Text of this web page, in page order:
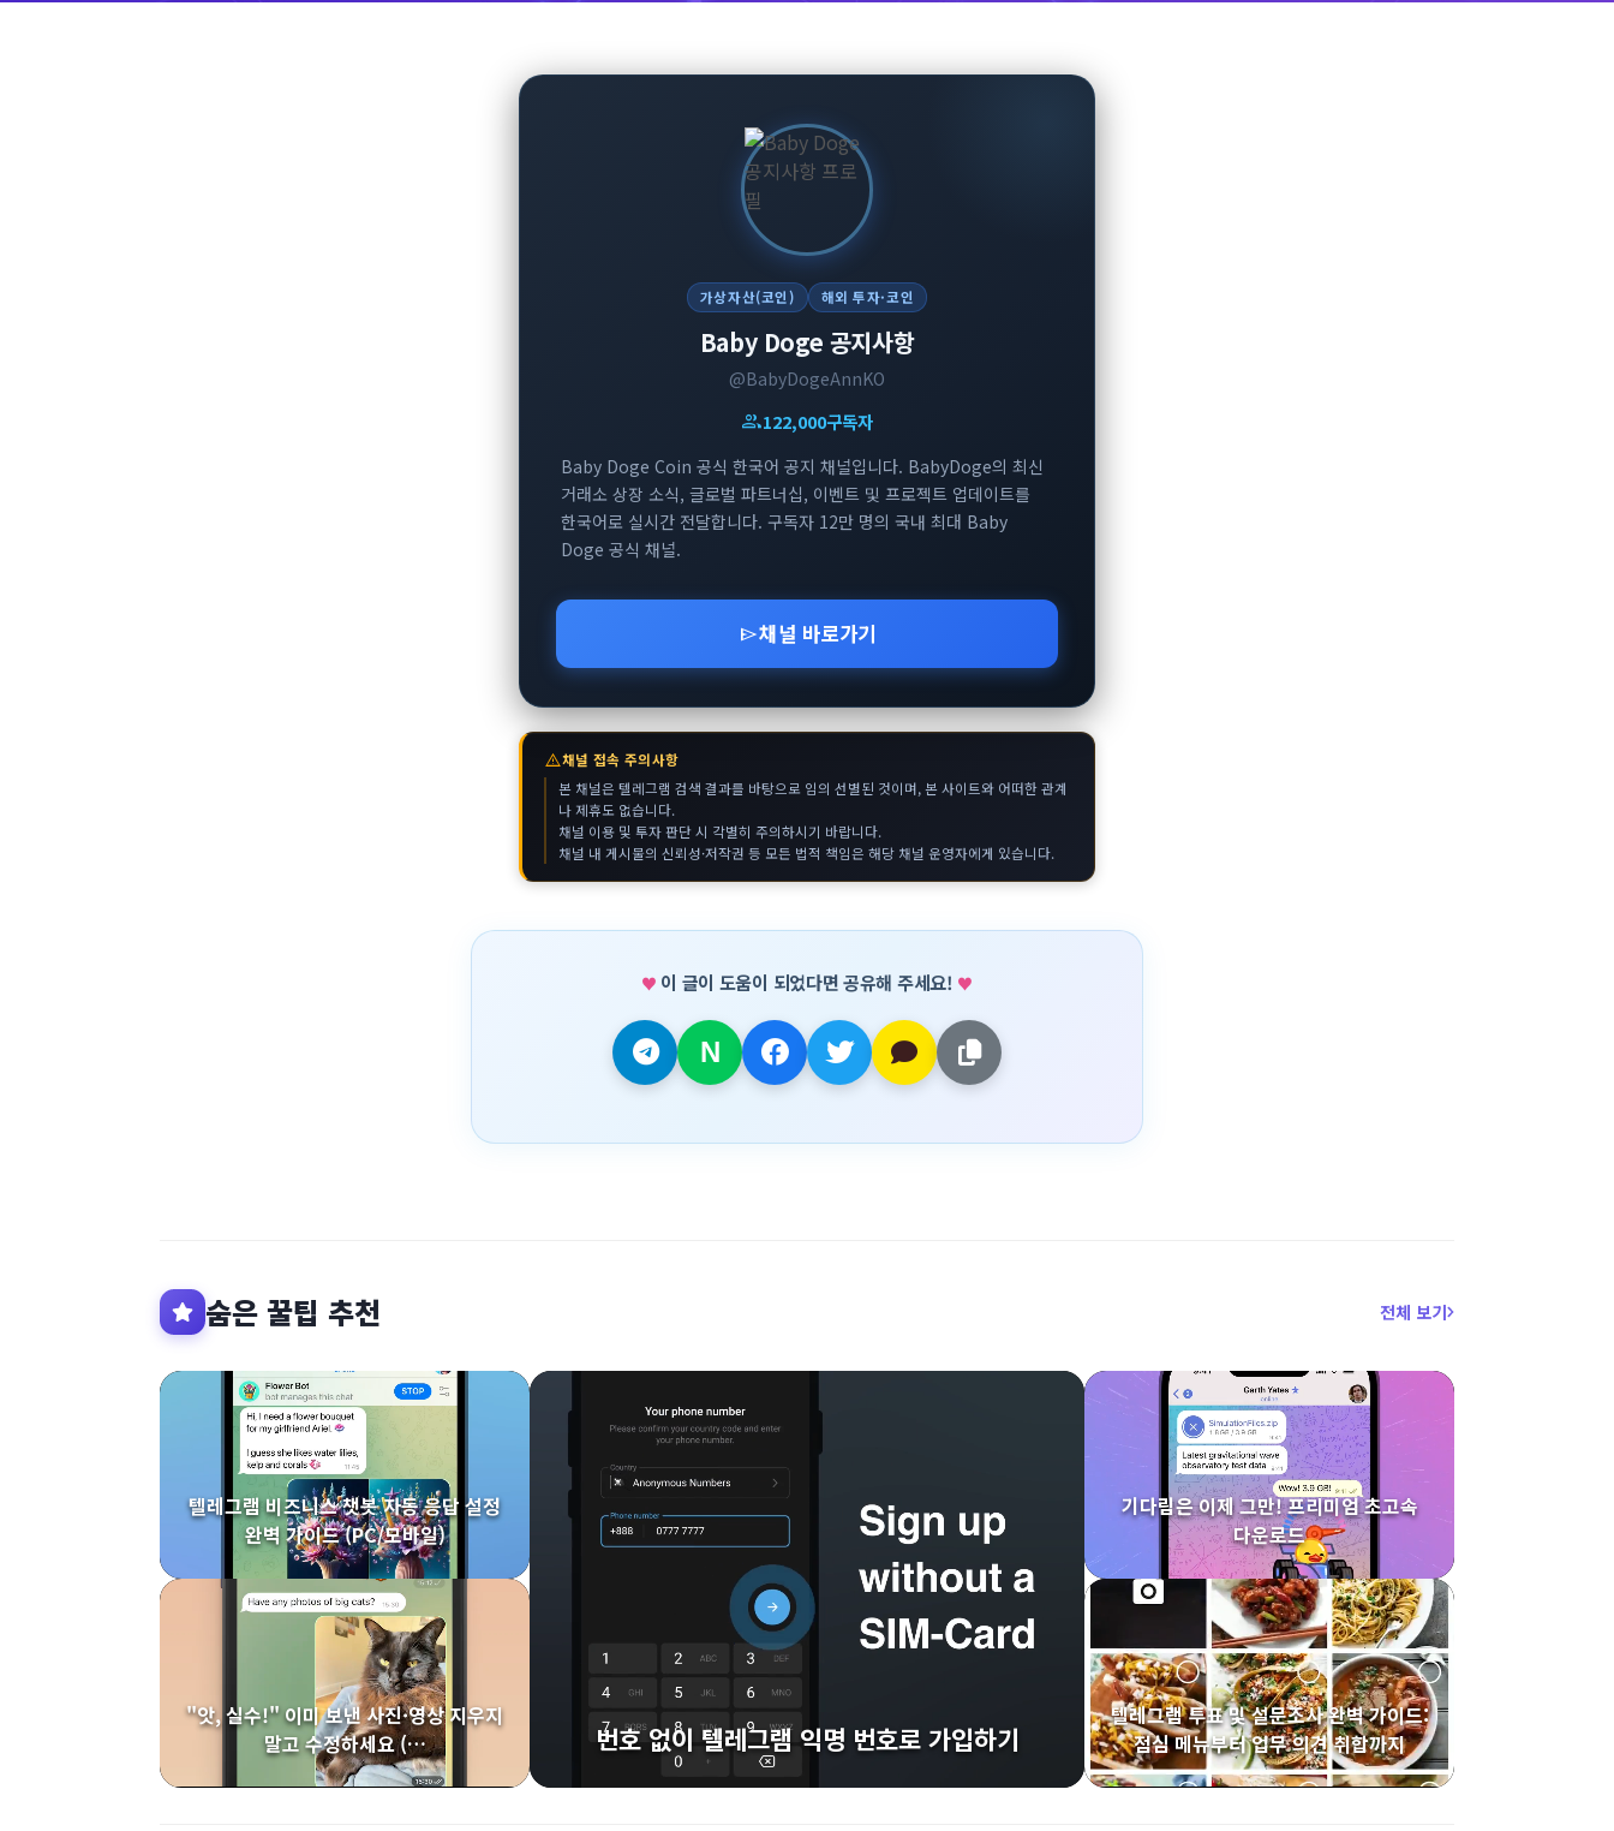
가상자산(코인) 해외 투자·코인
Baby Doge 공지사항
@BabyDogeAnnKO
group122,000구독자
Baby Doge Coin 공식 한국어 공지 채널입니다. BabyDoge의 최신
거래소 상장 소식, 글로벌 파트너십, 이벤트 및 프로젝트 업데이트를
한국어로 실시간 전달합니다. 구독자 12만 명의 국내 최대 Baby
Doge 공식 채널.
send채널 바로가기
warning채널 접속 주의사항
본 채널은 텔레그램 검색 결과를 바탕으로 임의 선별된 것이며, 본 사이트와 어떠한 관계
나 제휴도 없습니다.
채널 이용 및 투자 판단 시 각별히 주의하시기 바랍니다.
채널 내 게시물의 신뢰성·저작권 등 모든 법적 책임은 해당 채널 운영자에게 있습니다.
이 글이 도움이 되었다면 공유해 주세요!
숨은 꿀팁 추천 전체 보기
텔레그램 비즈니스 챗봇 자동 응답 설정
완벽 가이드 (PC/모바일)
"앗, 실수!" 이미 보낸 사진·영상 지우지
말고 수정하세요 (…
번호 없이 텔레그램 익명 번호로 가입하기
기다림은 이제 그만! 프리미엄 초고속
다운로드
텔레그램 투표 및 설문조사 완벽 가이드:
점심 메뉴부터 업무 의견 취합까지